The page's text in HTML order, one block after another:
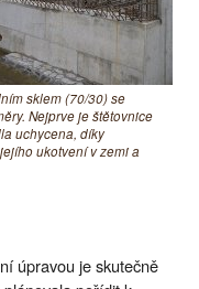
sklem (70/30) se
Nejprve je štětovnice
uchycena, díky
ukotvení v zemi a
úpravou je skutečně